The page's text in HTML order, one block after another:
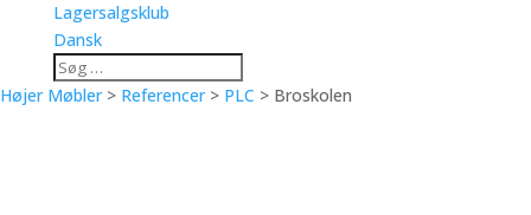
Lagersalgsklub
Dansk
Højer Møbler> Referencer> PLC > Broskolen